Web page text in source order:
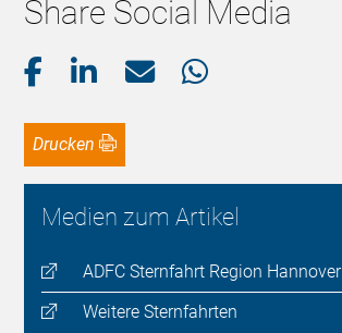
Share Social Media
Drucken
Medien zum Artikel
ADFC Sternfahrt Region Hannover
Weitere Sternfahrten